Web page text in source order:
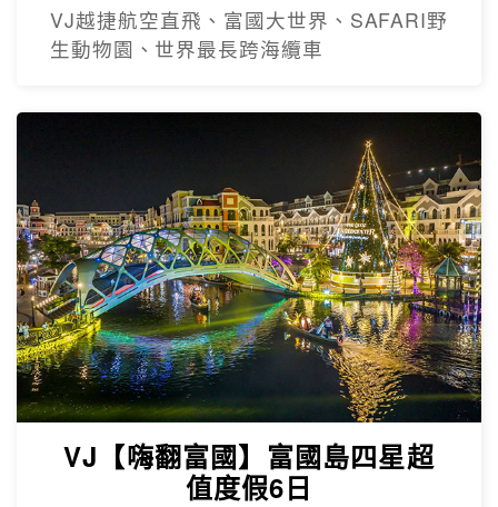
VJ越捷航空直飛、富國大世界、SAFARI野
生動物園、世界最長跨海纜車
VJ【嗨翻富國】富國島四星超
值度假6日